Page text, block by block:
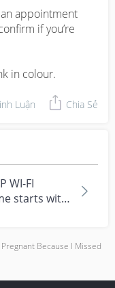
appointment
if you’re
in colour.
Luận Chia Sẻ
WI-FI
starts with
Because I Missed